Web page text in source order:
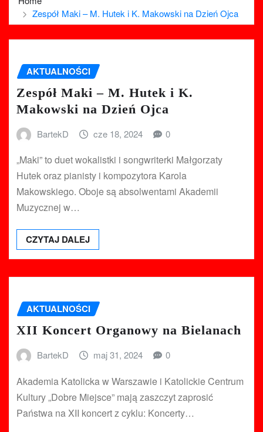
Zespół Maki – M. Hutek i K. Makowski na Dzień Ojca
AKTUALNOŚCI
Zespół Maki – M. Hutek i K.
Makowski na Dzień Ojca
BartekD cze 18, 2024 0
„Maki” to duet wokalistki i songwriterki Małgorzaty
Hutek oraz pianisty i kompozytora Karola
Makowskiego. Oboje są absolwentami Akademii
Muzycznej w…
CZYTAJ DALEJ
AKTUALNOŚCI
XII Koncert Organowy na Bielanach
BartekD maj 31, 2024 0
Akademia Katolicka w Warszawie i Katolickie Centrum
Kultury „Dobre Miejsce” mają zaszczyt zaprosić
Państwa na XII koncert z cyklu: Koncerty…